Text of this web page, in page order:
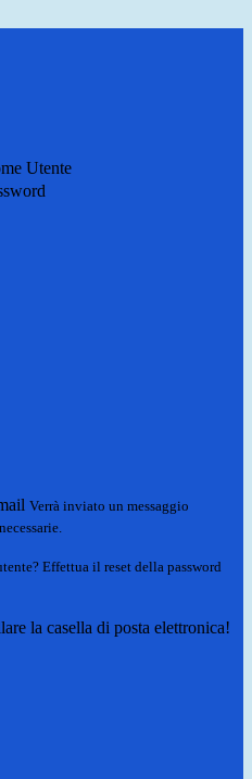
Utente
Verrà inviato un messaggio
Effettua il reset della password
la casella di posta elettronica!